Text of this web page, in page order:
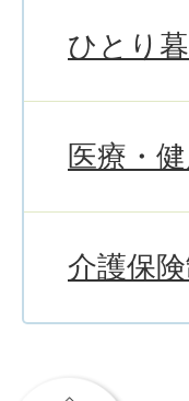
ひとり
医療・
介護保